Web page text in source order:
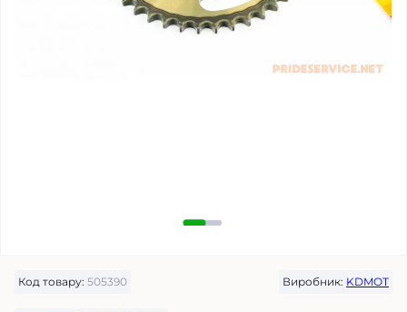
Код товару: 505390 Виробник: KDMOT